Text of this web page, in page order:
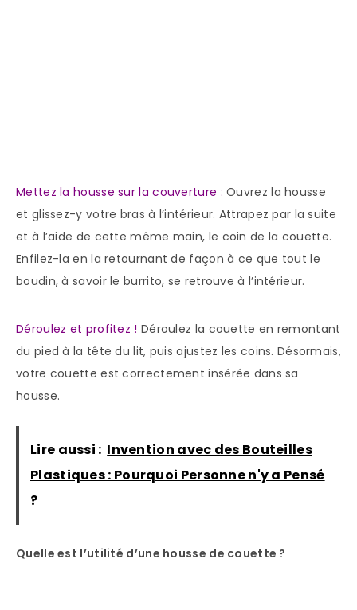
Mettez la housse sur la couverture : Ouvrez la housse
et glissez-y votre bras à l’intérieur. Attrapez par la suite
et à l’aide de cette même main, le coin de la couette.
Enfilez-la en la retournant de façon à ce que tout le
boudin, à savoir le burrito, se retrouve à l’intérieur.
Déroulez et profitez ! Déroulez la couette en remontant
du pied à la tête du lit, puis ajustez les coins. Désormais,
votre couette est correctement insérée dans sa
housse.
Lire aussi : Invention avec des Bouteilles
Plastiques : Pourquoi Personne n'y a Pensé
?
Quelle est l’utilité d’une housse de couette ?